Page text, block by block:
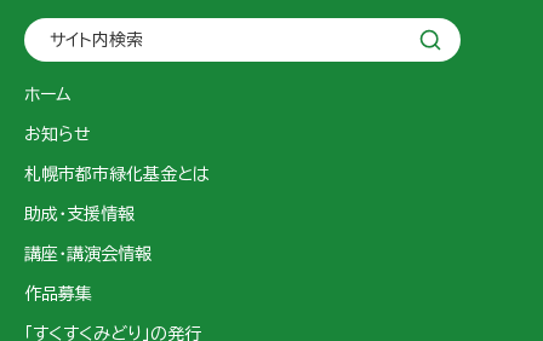
サイト内検索
ホーム
お知らせ
札幌市都市緑化基金とは
助成・支援情報
講座・講演会情報
作品募集
「すくすくみどり」の発行